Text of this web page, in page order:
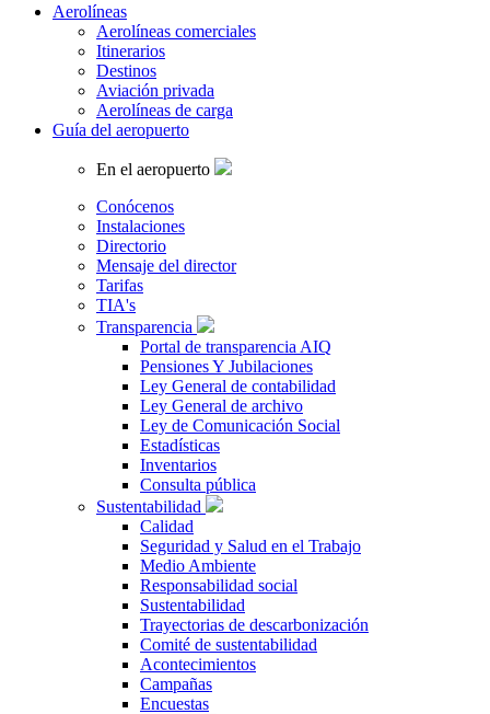
Aerolíneas
Aerolíneas comerciales
Itinerarios
Destinos
Aviación privada
Aerolíneas de carga
Guía del aeropuerto
En el aeropuerto
Conócenos
Instalaciones
Directorio
Mensaje del director
Tarifas
TIA's
Transparencia
Portal de transparencia AIQ
Pensiones Y Jubilaciones
Ley General de contabilidad
Ley General de archivo
Ley de Comunicación Social
Estadísticas
Inventarios
Consulta pública
Sustentabilidad
Calidad
Seguridad y Salud en el Trabajo
Medio Ambiente
Responsabilidad social
Sustentabilidad
Trayectorias de descarbonización
Comité de sustentabilidad
Acontecimientos
Campañas
Encuestas